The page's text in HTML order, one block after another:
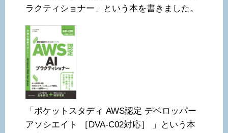
ラクティショナー」という本を書きました。
「ポケットスタディ AWS認定 デベロッパー
アソシエイト ［DVA-C02対応］ 」という本